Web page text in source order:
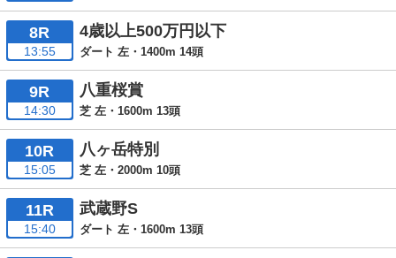
8R
13:55
4歳以上500万円以下
ダート 左・1400m 14頭
9R
14:30
八重桜賞
芝 左・1600m 13頭
10R
15:05
八ヶ岳特別
芝 左・2000m 10頭
11R
15:40
武蔵野S
ダート 左・1600m 13頭